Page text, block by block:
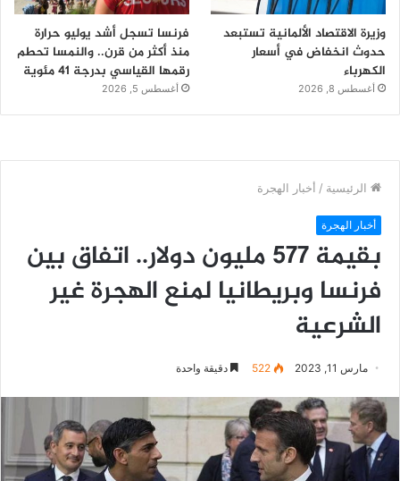
وزيرة الاقتصاد الألمانية تستبعد
حدوث انخفاض في أسعار
الكهرباء
أغسطس 8, 2026
فرنسا تسجل أشد يوليو حرارة
منذ أكثر من قرن.. والنمسا تحطم
رقمها القياسي بدرجة 41 مئوية
أغسطس 5, 2026